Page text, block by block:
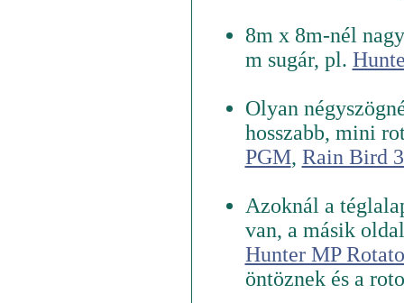
8m x 8m-nél
m sugár, pl.
Olyan
hosszabb, mini
PGM, Rain Bird
Azoknál a
van, a másik
Hunter MP
öntöznek és a